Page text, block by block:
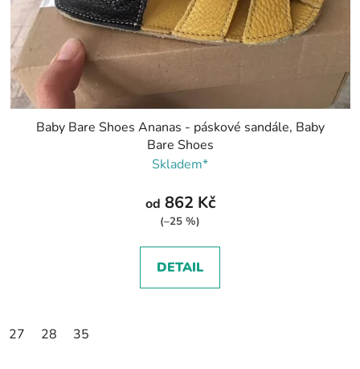
Baby Bare Shoes Ananas - páskové sandále, Baby
Bare Shoes
Skladem*
od 862 Kč
(–25 %)
DETAIL
27 28 35